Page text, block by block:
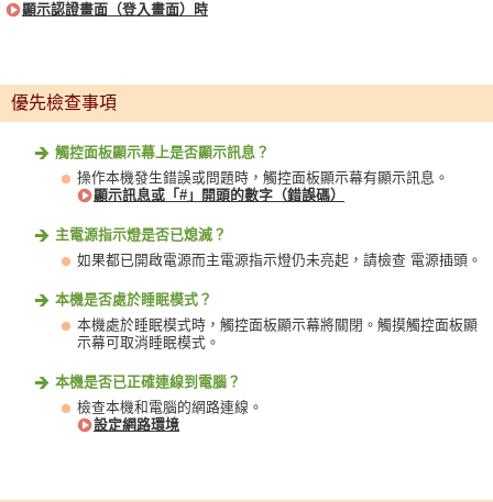
顯示認證畫面（登入畫面）時
優先檢查事項
觸控面板顯示幕上是否顯示訊息？
操作本機發生錯誤或問題時，觸控面板顯示幕有顯示訊息。
顯示訊息或「#」開頭的數字（錯誤碼）
主電源指示燈是否已熄滅？
如果都已開啟電源而主電源指示燈仍未亮起，請檢查 電源插頭。
本機是否處於睡眠模式？
本機處於睡眠模式時，觸控面板顯示幕將關閉。觸摸觸控面板顯
示幕可取消睡眠模式。
本機是否已正確連線到電腦？
檢查本機和電腦的網路連線。
設定網路環境